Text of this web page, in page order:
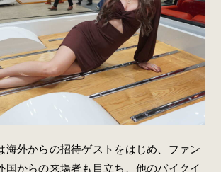
外からの招待ゲストをはじめ、ファン
国からの来場者も目立ち、他のバイクイ